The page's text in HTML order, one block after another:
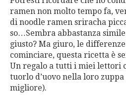
ramen non molto tempo fa,
di noodle ramen sriracha
so…Sembra abbastanza
giusto? Ma giuro, le
cominciare, questa ricetta è
Un regalo a tutti i miei lettori
tuorlo d’uovo nella loro
migliore).